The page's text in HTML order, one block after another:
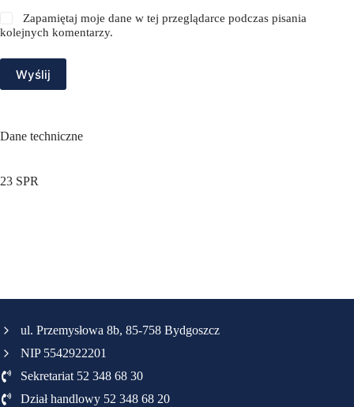
Zapamiętaj moje dane w tej przeglądarce podczas pisania
kolejnych komentarzy.
Wyślij
Dane techniczne
23 SPR
ul. Przemysłowa 8b, 85-758 Bydgoszcz
NIP 5542922201
Sekretariat 52 348 68 30
Dział handlowy 52 348 68 20